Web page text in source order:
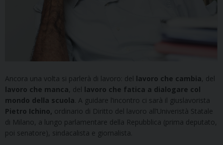
Ancora una volta si parlerà di lavoro: del lavoro che cambia , del
lavoro che manca , del lavoro che fatica a dialogare col
mondo della scuola . A guidare l’incontro ci sarà il giuslavorista
Pietro Ichino, ordinario di Diritto del lavoro all’Univeristà Statale
di Milano, a lungo parlamentare della Repubblica (prima deputato,
poi senatore), sindacalista e giornalista.